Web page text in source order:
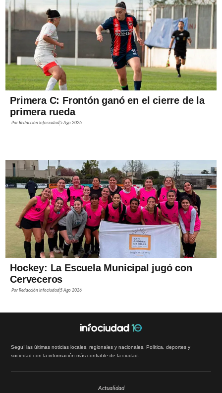
Primera C: Frontón ganó en el cierre de la
primera rueda
PorRedacción Infociudad5 Ago 2026
Hockey: La Escuela Municipal jugó con
Cerveceros
PorRedacción Infociudad5 Ago 2026
Seguí las últimas noticias locales, regionales y nacionales. Política, deportes y
sociedad con la información más confiable de la ciudad.
Actualidad